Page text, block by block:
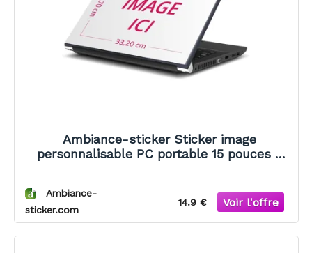
Ambiance-sticker Sticker image
personnalisable PC portable 15 pouces -
Ambiance-
sticker.com
14.9 €